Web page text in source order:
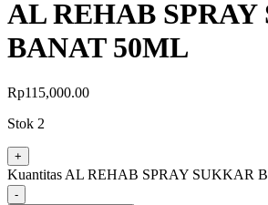
AL REHAB
BANAT 50ML
Rp115,000.00
Stok 2
+
Kuantitas AL REHAB SPRAY SUKKAR
-